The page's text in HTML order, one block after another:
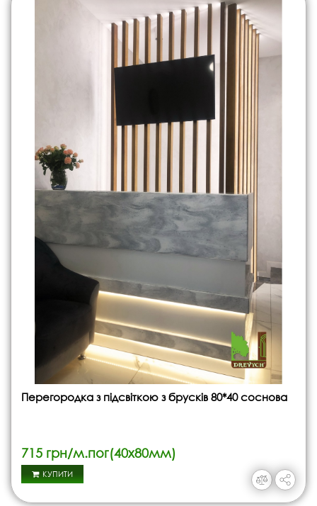
Перегородка з підсвіткою з брусків 80*40 соснова
715 грн/м.пог(40х80мм)
КУПИТИ